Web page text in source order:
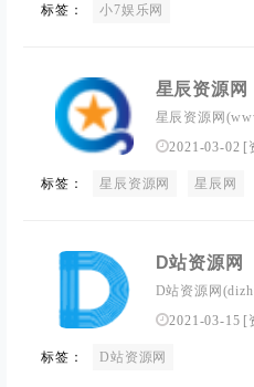
标签： 小7娱乐网
星辰资源网
星辰资源网
频教程等网络3
2021-03-02 [
标签： 星辰资源网 星辰网
D站资源网
D站资源网
活动线报、优
2021-03-15 [
标签： D站资源网